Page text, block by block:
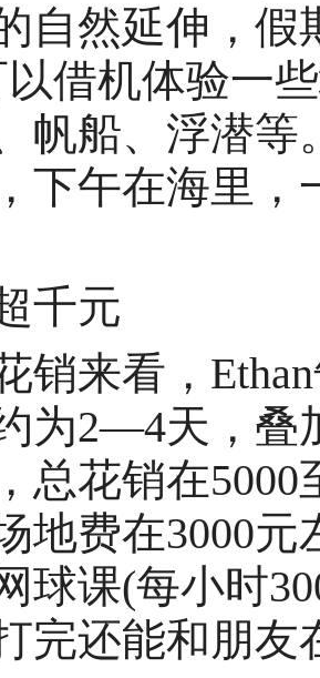
自然延伸，假
以借机体验一
帆船、浮潜等
下午在海里，
千元
销来看，
为2—4天，叠
总花销在5000
地费在3000
球课(每小时
完还能和朋友